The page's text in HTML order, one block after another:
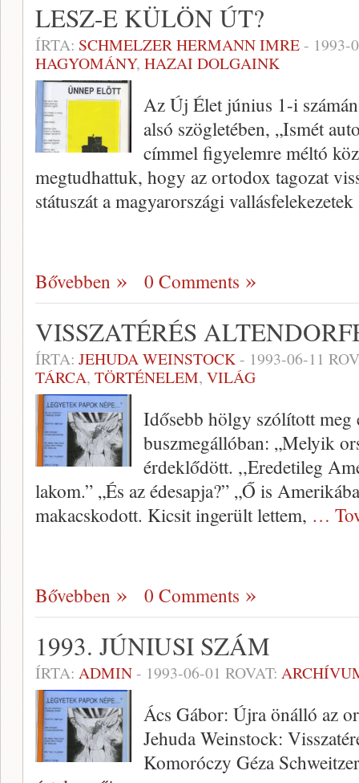
LESZ-E KÜLÖN ÚT?
ÍRTA: SCHMELZER HERMANN IMRE- 1993-
HAGYOMÁNY, HAZAI DOLGAINK
Az Új Élet június 1-i
alsó szögletében, „Ismét
címmel figyelemre méltó
megtudhattuk, hogy az ortodox tagozat
státuszát a magyarországi vallásfelekezetek
Bővebben 0 Comments
VISSZATÉRÉS
ÍRTA: JEHUDA WEINSTOCK- 1993-06-11
TÁRCA, TÖRTÉNELEM, VILÁG
Idősebb hölgy szólított meg
buszmegállóban: „Melyik
érdeklődött. ,,Eredetileg
lakom.” „És az édesapja?” „Ő is
makacskodott. Kicsit ingerült lettem, …
Bővebben 0 Comments
1993. JÚNIUSI SZÁM
ÍRTA: ADMIN- 1993-06-01 ROVAT:
Ács Gábor: Újra önálló az
Jehuda Weinstock:
Komoróczy Géza